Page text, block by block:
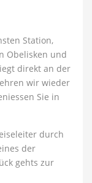
Station,
Obelisken und
direkt an der
wir wieder
Sie in
durch
der
gehts zur